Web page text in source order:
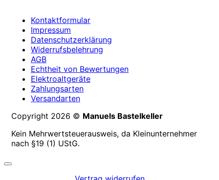
Kontaktformular
Impressum
Datenschutzerklärung
Widerrufsbelehrung
AGB
Echtheit von Bewertungen
Elektroaltgeräte
Zahlungsarten
Versandarten
Copyright 2026 © Manuels Bastelkeller
Kein Mehrwertsteuerausweis, da Kleinunternehmer
nach §19 (1) UStG.